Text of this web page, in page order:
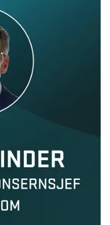
for
Program
Forum
til Boreal